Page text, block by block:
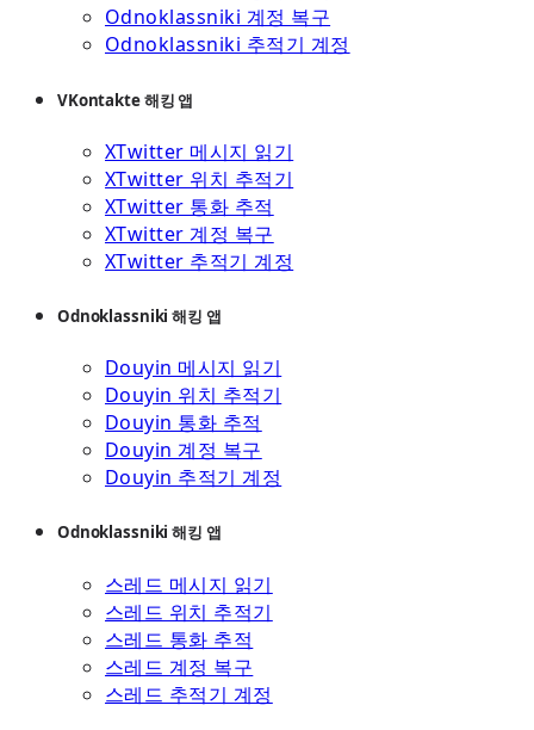
Odnoklassniki 계정 복구
Odnoklassniki 추적기 계정
VKontakte 해킹 앱
XTwitter 메시지 읽기
XTwitter 위치 추적기
XTwitter 통화 추적
XTwitter 계정 복구
XTwitter 추적기 계정
Odnoklassniki 해킹 앱
Douyin 메시지 읽기
Douyin 위치 추적기
Douyin 통화 추적
Douyin 계정 복구
Douyin 추적기 계정
Odnoklassniki 해킹 앱
스레드 메시지 읽기
스레드 위치 추적기
스레드 통화 추적
스레드 계정 복구
스레드 추적기 계정